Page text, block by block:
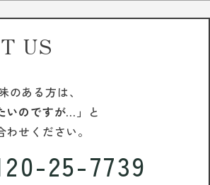
US
のある方は、
いのですが…」 と
せください。
25-7739